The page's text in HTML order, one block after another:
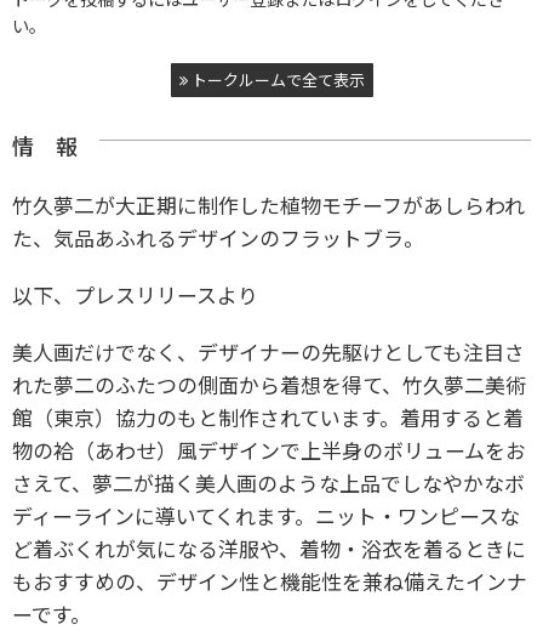
い。
トークルームで全て表示
情 報
竹久夢二が大正期に制作した植物モチーフがあしらわれ
た、気品あふれるデザインのフラットブラ。
以下、プレスリリースより
美人画だけでなく、デザイナーの先駆けとしても注目さ
れた夢二のふたつの側面から着想を得て、竹久夢二美術
館（東京）協力のもと制作されています。着用すると着
物の袷（あわせ）風デザインで上半身のボリュームをお
さえて、夢二が描く美人画のような上品でしなやかなボ
ディーラインに導いてくれます。ニット・ワンピースな
ど着ぶくれが気になる洋服や、着物・浴衣を着るときに
もおすすめの、デザイン性と機能性を兼ね備えたインナ
ーです。